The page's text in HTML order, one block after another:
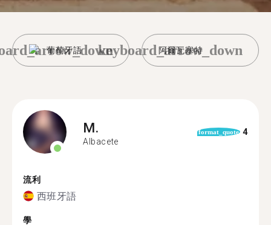
葡萄牙語 阿爾瓦塞特
keyboard_arrow_down
M.
Albacete
format_quote 4
流利
西班牙語
學